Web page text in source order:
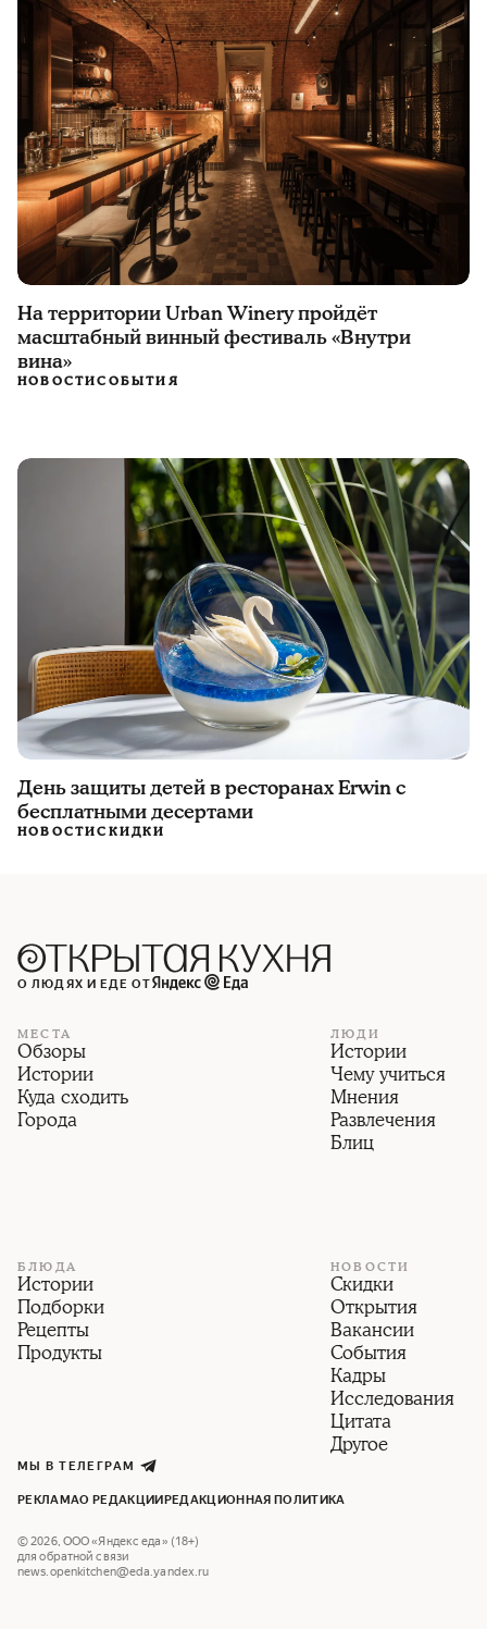
На территории Urban Winery пройдёт
масштабный винный фестиваль «Внутри
вина»
НОВОСТИСОБЫТИЯ
День защиты детей в ресторанах Erwin с
бесплатными десертами
НОВОСТИСКИДКИ
О ЛЮДЯХ И ЕДЕ ОТ
МЕСТА
Обзоры
Истории
Куда сходить
Города
ЛЮДИ
Истории
Чему учиться
Мнения
Развлечения
Блиц
БЛЮДА
Истории
Подборки
Рецепты
Продукты
НОВОСТИ
Скидки
Открытия
Вакансии
События
Кадры
Исследования
Цитата
Другое
МЫ В ТЕЛЕГРАМ
РЕКЛАМАО РЕДАКЦИИ РЕДАКЦИОННАЯ ПОЛИТИКА
©2026, ООО «Яндекс еда» (18+)
для обратной связи
news.openkitchen@eda.yandex.ru